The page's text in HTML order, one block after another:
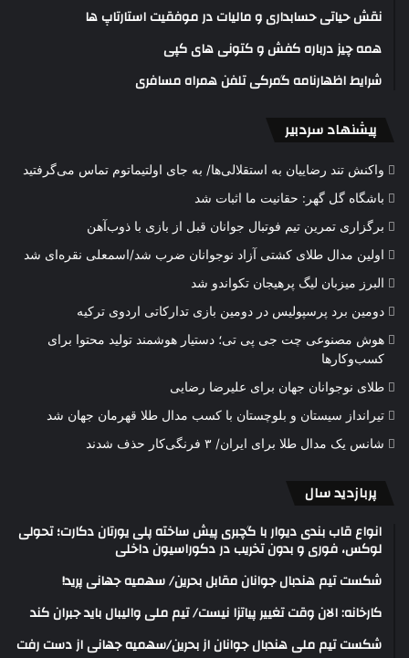
نقش حیاتی حسابداری و مالیات در موفقیت استارتاپ ها
همه چیز درباره کفش و کتونی های کپی
شرایط اظهارنامه گمرکی تلفن همراه مسافری
پیشنهاد سردبیر
واکنش تند رضاییان به استقلالی‌ها/ به جای اولتیماتوم تماس می‌گرفتید
باشگاه گل گهر: حقانیت ما اثبات شد
برگزاری تمرین تیم فوتبال جوانان قبل از بازی با ذوب‌آهن
اولین مدال طلای کشتی آزاد نوجوانان ضرب شد/اسمعلی نقره‌ای شد
البرز میزبان لیگ پرهیجان تکواندو شد
دومین برد پرسپولیس در دومین بازی تدارکاتی اردوی ترکیه
هوش مصنوعی چت جی پی تی؛ دستیار هوشمند تولید محتوا برای
کسب‌وکارها
طلای نوجوانان جهان برای علیرضا رضایی
تیرانداز سیستان و بلوچستان با کسب مدال طلا قهرمان جهان شد
شانس یک مدال طلا برای ایران/ ۳ فرنگی‌کار حذف شدند
پربازدید سال
انواع قاب بندی دیوار با گچبری پیش ساخته پلی یورتان دکارت؛ تحولی
لوکس، فوری و بدون تخریب در دکوراسیون داخلی
شکست تیم هندبال جوانان مقابل بحرین/ سهمیه جهانی پرید!
کارخانه: الان وقت تغییر پیاتزا نیست/ تیم ملی والیبال باید جبران کند
شکست تیم ملی هندبال جوانان از بحرین/سهمیه جهانی از دست رفت